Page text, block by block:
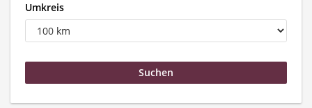
Umkreis